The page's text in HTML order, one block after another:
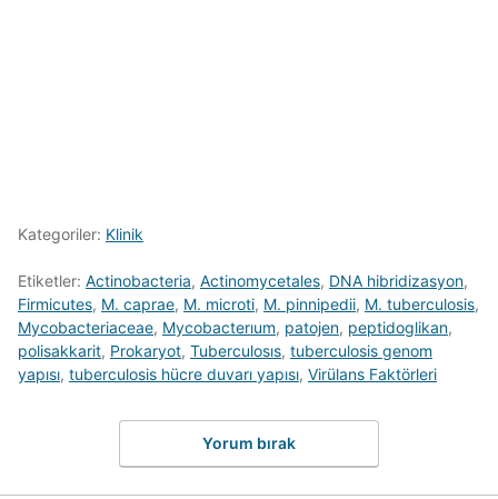
Kategoriler: Klinik
Etiketler: Actinobacteria, Actinomycetales, DNA hibridizasyon,
Firmicutes, M. caprae, M. microti, M. pinnipedii, M. tuberculosis,
Mycobacteriaceae, Mycobacterıum, patojen, peptidoglikan,
polisakkarit, Prokaryot, Tuberculosıs, tuberculosis genom
yapısı, tuberculosis hücre duvarı yapısı, Virülans Faktörleri
Yorum bırak